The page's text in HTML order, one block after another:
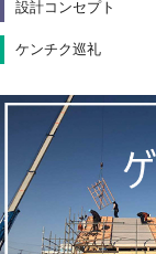
設計コンセプト
ケンチク巡礼